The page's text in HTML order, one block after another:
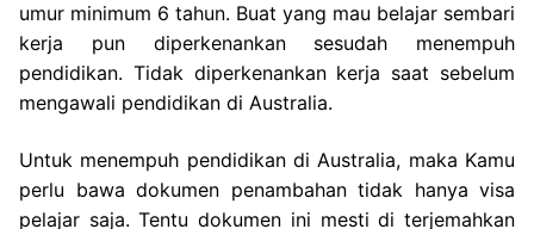
umur minimum 6 tahun. Buat yang mau belajar sembari
kerja pun diperkenankan sesudah menempuh
pendidikan. Tidak diperkenankan kerja saat sebelum
mengawali pendidikan di Australia.
Untuk menempuh pendidikan di Australia, maka Kamu
perlu bawa dokumen penambahan tidak hanya visa
pelajar saja. Tentu dokumen ini mesti di terjemahkan